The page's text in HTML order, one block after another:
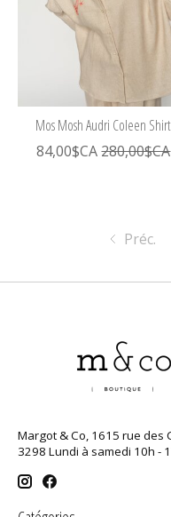
Mos Mosh Audri Coleen Shirt
84,00$CA 280,00$CA
Préc.
Margot & Co, 1615 rue des
3298 Lundi à samedi 10h -